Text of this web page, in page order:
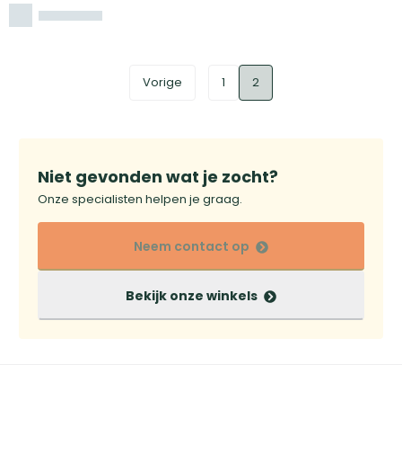
Vorige 1 2
Niet gevonden wat je zocht?
Onze specialisten helpen je graag.
Neem contact op
Bekijk onze winkels